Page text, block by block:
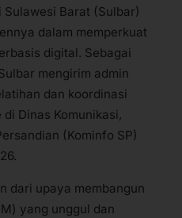
Barat (Sulbar)
dalam memperkuat
digital. Sebagai
mengirim admin
dan koordinasi
Dinas Komunikasi,
(Kominfo SP)
dari upaya membangun
yang unggul dan